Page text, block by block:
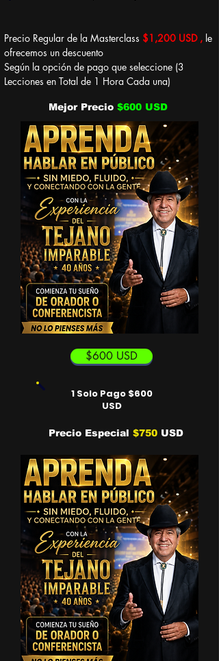
Precio Regular de la Masterclass $1,200 USD , le
ofrecemos un descuento
Según la opción de pago que seleccione (3
Lecciones en Total de 1 Hora Cada una)
Mejor Precio $600 USD
Precio Especial $750 USD
1 Solo Pago $600
USD
$600 USD